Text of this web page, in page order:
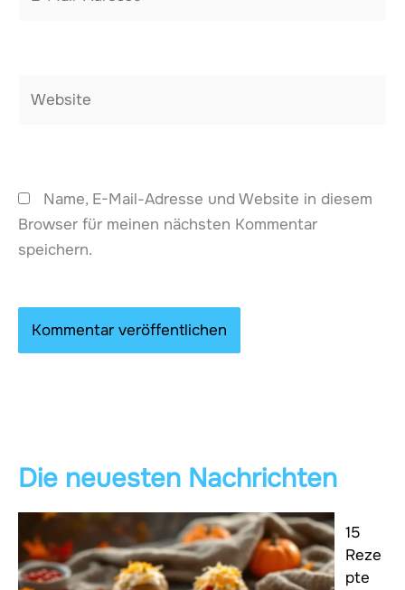
Name, E-Mail-Adresse und Website in diesem
Browser für meinen nächsten Kommentar
speichern.
Die neuesten Nachrichten
15
Reze
pte